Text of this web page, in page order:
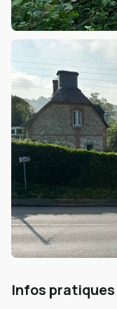
Infos pratiques